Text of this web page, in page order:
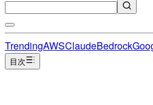
TrendingAWSClaudeBedrock
目次